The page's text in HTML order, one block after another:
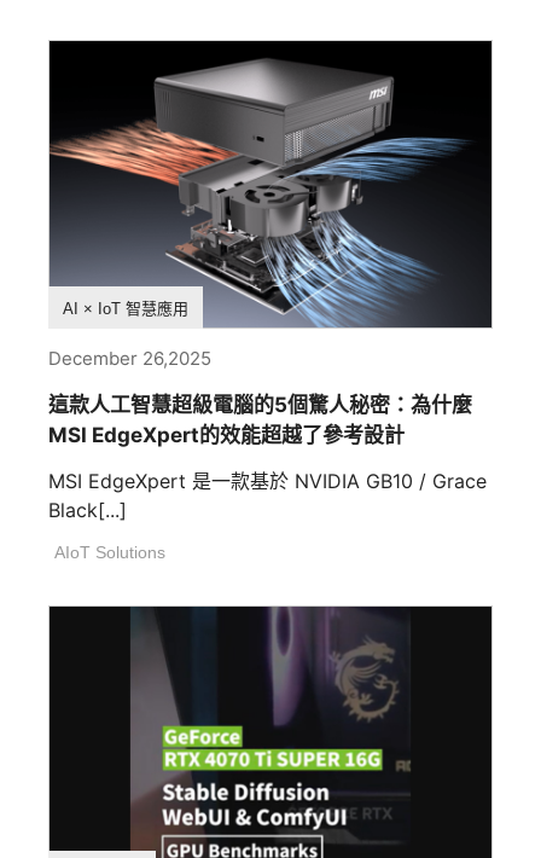
測試與實驗
產品特色
AI × IoT 智慧應用
December 26,2025
這款人工智慧超級電腦的5個驚人秘密：為什麼
MSI EdgeXpert的效能超越了參考設計
MSI EdgeXpert 是一款基於 NVIDIA GB10 / Grace
Black[...]
AIoT Solutions